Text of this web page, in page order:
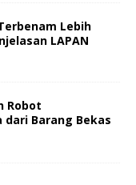
Lebih
LAPAN
Robot
Barang Bekas